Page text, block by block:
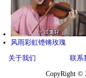
风雨彩虹铿锵玫瑰
关于我们 联系
CopyRight ©